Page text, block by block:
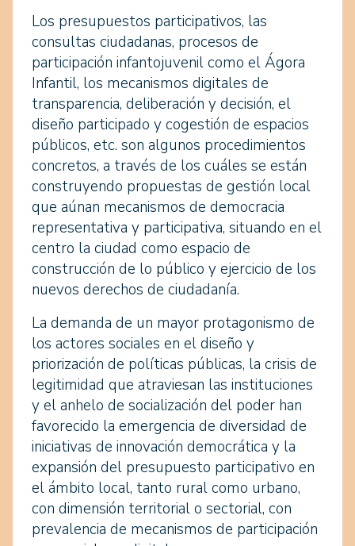
Los presupuestos participativos, las
consultas ciudadanas, procesos de
participación infantojuvenil como el Ágora
Infantil, los mecanismos digitales de
transparencia, deliberación y decisión, el
diseño participado y cogestión de espacios
públicos, etc. son algunos procedimientos
concretos, a través de los cuáles se están
construyendo propuestas de gestión local
que aúnan mecanismos de democracia
representativa y participativa, situando en el
centro la ciudad como espacio de
construcción de lo público y ejercicio de los
nuevos derechos de ciudadanía.
La demanda de un mayor protagonismo de
los actores sociales en el diseño y
priorización de políticas públicas, la crisis de
legitimidad que atraviesan las instituciones
y el anhelo de socialización del poder han
favorecido la emergencia de diversidad de
iniciativas de innovación democrática y la
expansión del presupuesto participativo en
el ámbito local, tanto rural como urbano,
con dimensión territorial o sectorial, con
prevalencia de mecanismos de participación